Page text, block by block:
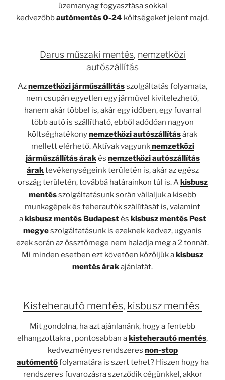
üzemanyag fogyasztása sokkal
kedvezőbbautómentés 0-24 költségeket jelent majd.
Darus műszaki mentés, nemzetközi
autószállítás
Aznemzetközi járműszállításszolgáltatás folyamata,
nem csupán egyetlen egy járművel kivitelezhető,
hanem akár többel is, akár egy időben, egy fuvarral
több autó is szállítható, ebből adódóan nagyon
költséghatékonynemzetközi autószállításárak
mellett elérhető. Aktívak vagyunknemzetközi
járműszállítás árakés nemzetközi autószállítás
áraktevékenységeink területén is, akár az egész
ország területén, továbbá határainkon túl is. Akisbusz
mentésszolgáltatásunk során vállaljuk a kisebb
munkagépek és teherautók szállítását is, valamint
akisbusz mentés Budapestés kisbusz mentés Pest
megyeszolgáltatásunk is ezeknek kedvez, ugyanis
ezek során az össztömege nem haladja meg a 2 tonnát.
Mi minden esetben ezt követően közöljük akisbusz
mentés árakajánlatát.
Kisteherautó mentés, kisbusz mentés
Mit gondolna, ha azt ajánlanánk, hogy a fentebb
elhangzottakra , pontosabban a kisteherautó mentés,
kedvezményes rendszeres non-stop
autómentőfolyamatára is szert tehet? Hiszen hogy ha
rendszeres fuvarozásra szerződik cégünkkel, akkor